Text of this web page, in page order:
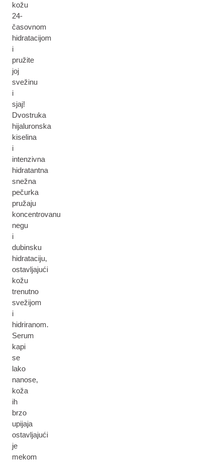
kožu
24-
časovnom
hidratacijom
i
pružite
joj
svežinu
i
sjaj!
Dvostruka
hijaluronska
kiselina
i
intenzivna
hidratantna
snežna
pečurka
pružaju
koncentrovanu
negu
i
dubinsku
hidrataciju,
ostavljajući
kožu
trenutno
svežijom
i
hidriranom.
Serum
kapi
se
lako
nanose,
koža
ih
brzo
upijaja
ostavljajući
je
mekom